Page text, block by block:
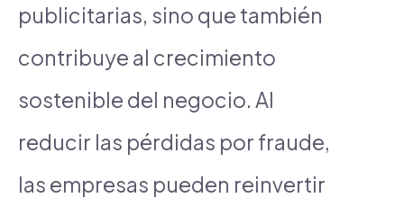
publicitarias, sino que también
contribuye al crecimiento
sostenible del negocio. Al
reducir las pérdidas por fraude,
las empresas pueden reinvertir